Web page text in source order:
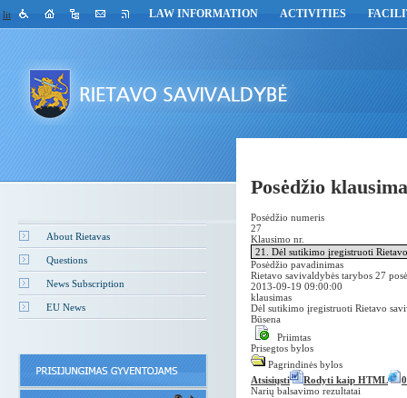
lit LAW INFORMATION ACTIVITIES
About Rietavas
Questions
News Subscription
EU News
Posėdžio
Posėdžio numeris
27
Klausimo nr.
Posėdžio pavadinimas
Rietavo savivaldybės tarybos 27
2013-09-19 09:00:00
klausimas
Dėl sutikimo įregistruoti Rietavo
Būsena
Priimtas
Prisegtos bylos
Pagrindinės bylos
Atsisiųsti
Rodyti kaip HTML
Narių balsavimo rezultatai